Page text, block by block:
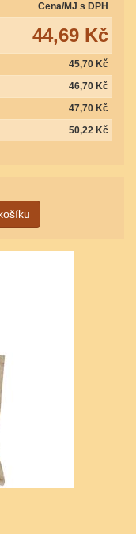
Cena/MJ s DPH
44,69 Kč
45,70 Kč
46,70 Kč
47,70 Kč
50,22 Kč